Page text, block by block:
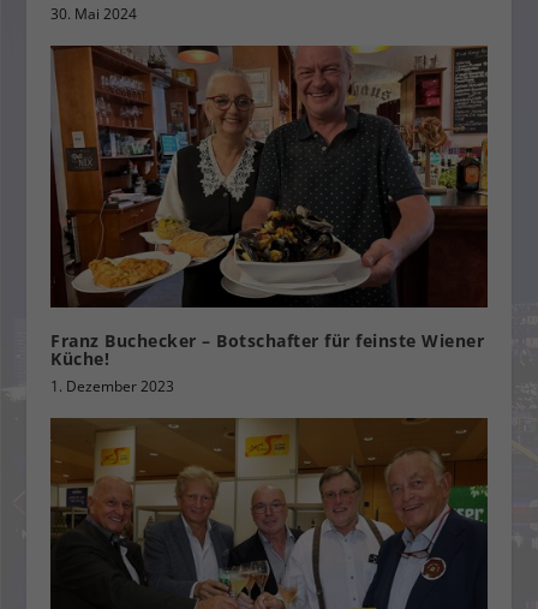
30. Mai 2024
Franz Buchecker – Botschafter für feinste Wiener
Küche!
1. Dezember 2023